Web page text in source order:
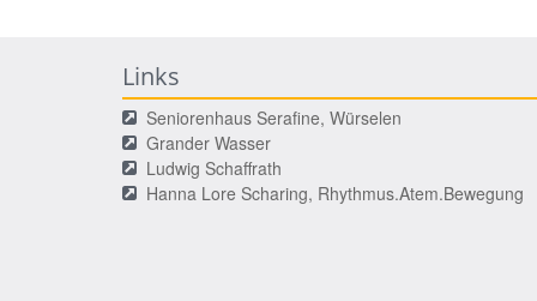
Links
Seniorenhaus Serafine, Würselen
Grander Wasser
Ludwig Schaffrath
Hanna Lore Scharing, Rhythmus.Atem.Bewegung